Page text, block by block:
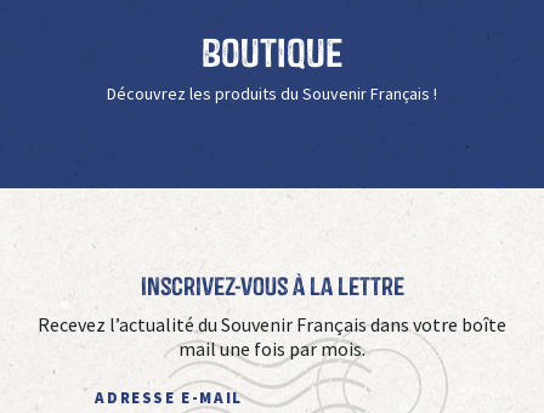
Boutique
Découvrez les produits du Souvenir Français !
Inscrivez-vous à La Lettre
Recevez l’actualité du Souvenir Français dans votre boîte
mail une fois par mois.
ADRESSE E-MAIL